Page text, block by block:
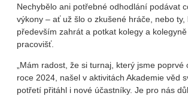
Nechybělo ani potřebné odhodlání podávat
výkony – ať už šlo o zkušené hráče, nebo ty,
především zahrát a potkat kolegy a
pracovišť.
„Mám radost, že si turnaj, který jsme poprvé
roce 2024, našel v aktivitách Akademie věd
potřetí přitáhl i nové účastníky. Je pro nás